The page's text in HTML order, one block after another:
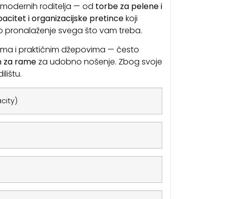
roditelja — od torbe za pelene i
i organizacijske pretincekoji
pronalaženje svega što vam treba.
i praktičnim džepovima — često
za rameza udobno nošenje. Zbog svoje